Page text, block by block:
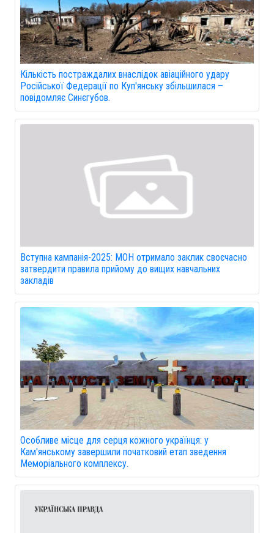
Кількість постраждалих внаслідок авіаційного удару
Російської Федерації по Куп'янську збільшилася –
повідомляє Синєгубов.
Вступна кампанія-2025: МОН отримало заклик своєчасно
затвердити правила прийому до вищих навчальних
закладів
Особливе місце для серця кожного українця: у
Кам'янському завершили початковий етап зведення
Меморіального комплексу.